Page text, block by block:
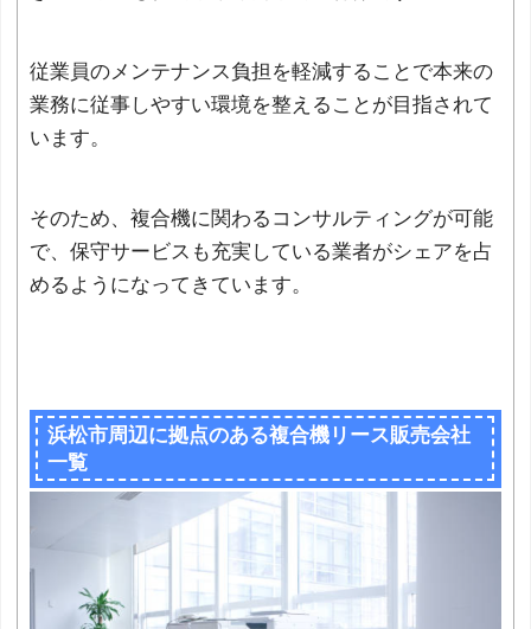
従業員のメンテナンス負担を軽減することで本来の
業務に従事しやすい環境を整えることが目指されて
います。
そのため、複合機に関わるコンサルティングが可能
で、保守サービスも充実している業者がシェアを占
めるようになってきています。
浜松市周辺に拠点のある複合機リース販売会社
一覧